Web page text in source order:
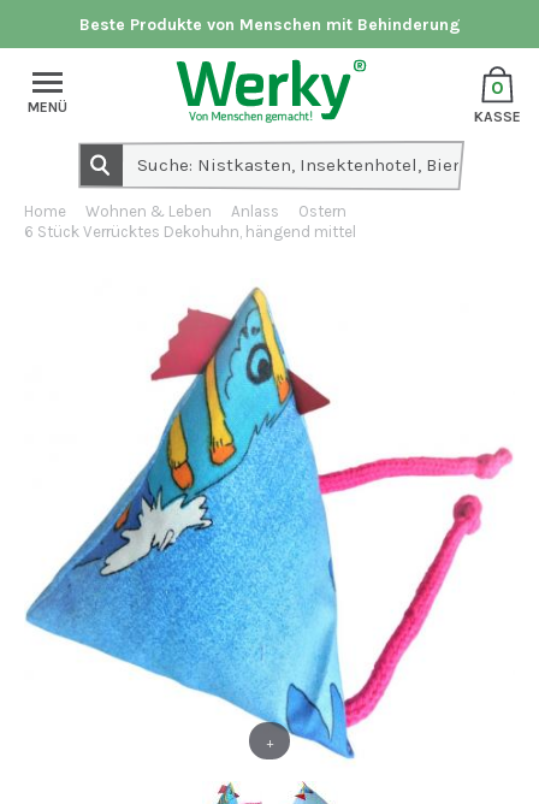
Beste Produkte von Menschen mit Behinderung
0
KASSE
MENÜ
Home Wohnen & Leben Anlass
Ostern
6 Stück Verrücktes Dekohuhn, hängend mittel
+